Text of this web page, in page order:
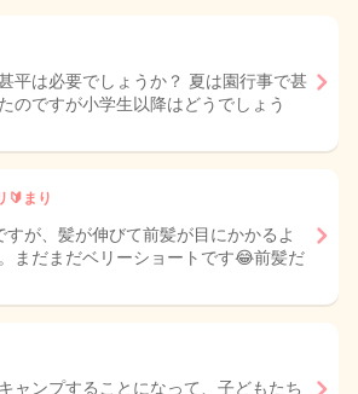
平は必要でしょうか？ 夏は園行事で甚
のですが小学生以降はどうでしょう
🔰まり
が、髪が伸びて前髪が目にかかるよ
まだまだベリーショートです😂前髪だ
ャンプすることになって、子どもたち